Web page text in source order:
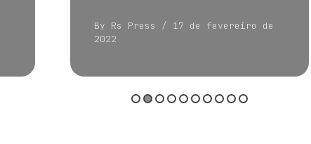
By Rs Press
/ 17 de fevereiro de
2022